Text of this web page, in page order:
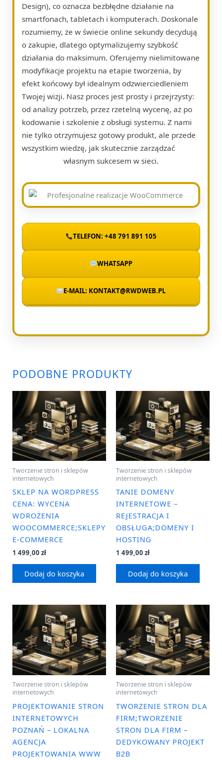
Design), co oznacza bezbłędne działanie na
smartfonach, tabletach i komputerach. Doskonale
rozumiemy, że w świecie online sekundy decydują
o zakupie, dlatego optymalizujemy szybkość
działania do maksimum. Oferujemy nielimitowane
modyfikacje projektu na etapie tworzenia, by
efekt końcowy był idealnym odzwierciedleniem
Twojej wizji. Nasz proces jest prosty i przejrzysty:
od analizy potrzeb, przez rzetelną wycenę, aż po
kodowanie i szkolenie z obsługi systemu. Z nami
nie tylko otrzymujesz gotowy produkt, ale przede
wszystkim wiedzę, jak skutecznie zarządzać
własnym sukcesem w sieci.
TELEFON: +48 791 891 105
WHATSAPP
E-MAIL: KONTAKT@RWDWEB.PL
PODOBNE PRODUKTY
Tworzenie stron i sklepów
internetowych
SKLEP NA WORDPRESS
CENA: WYCENA
WDROŻENIA
WOOCOMMERCE;SKLEPY
E-COMMERCE
1 499,00 zł
Dodaj do koszyka
Tworzenie stron i sklepów
internetowych
TANIE DOMENY
INTERNETOWE –
REJESTRACJA I
OBSŁUGA;DOMENY I
HOSTING
1 499,00 zł
Dodaj do koszyka
Tworzenie stron i sklepów
internetowych
PROJEKTOWANIE STRON
INTERNETOWYCH
POZNAŃ – LOKALNA
AGENCJA
PROJEKTOWANIA WWW
Tworzenie stron i sklepów
internetowych
TWORZENIE STRON DLA
FIRM;TWORZENIE
STRON DLA FIRM –
DEDYKOWANY PROJEKT
B2B